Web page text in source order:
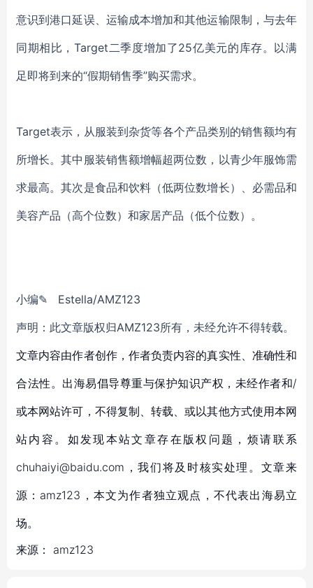
意识到港口延误、运输成本增加和其他运输限制，与去年
同期相比，Target二季度增加了25亿美元的库存。以满
足即将到来的“假期销售季”购买需求。
Target表示，从服装到杂货等各个产品类别的销售额均有
所增长。其中服装销售额增幅超两位数，以青少年服饰需
求最高。其次是食品和饮料（低两位数增长）、必需品和
美容产品（高个位数）和家居产品（低个位数）。
小编✎ Estella/AMZ123
声明：此文章版权归AMZ123所有，未经允许不得转载。
文章内容由作者创作，作者负责内容的真实性、准确性和
合法性。出海易倡导尊重与保护知识产权，未经作者和/
或本网站许可，不得复制、转载、或以其他方式使用本网
站内容。如发现本站文章存在版权问题，烦请联系
chuhaiyi@baidu.com，我们将及时核实处理。文章来
源：amz123，本文为作者独立观点，不代表出海易立
场。
来源： amz123